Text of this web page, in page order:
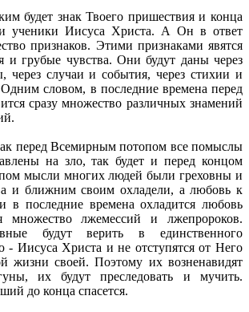
будет знак Твоего пришествия и конца
ученики Иисуса Христа. А Он в ответ
признаков. Этими признаками явятся
и грубые чувства. Они будут даны через
через случаи и события, через стихии и
словом, в последние времена перед
сразу множество различных знамений
перед Всемирным потопом все помыслы
на зло, так будет и перед концом
мысли многих людей были греховны и
и ближним своим охладели, а любовь к
в последние времена охладится любовь
множество лжемессий и лжепророков.
будут верить в единственного
- Иисуса Христа и не отступятся от Него
жизни своей. Поэтому их возненавидят
их будут преследовать и мучить.
до конца спасется.